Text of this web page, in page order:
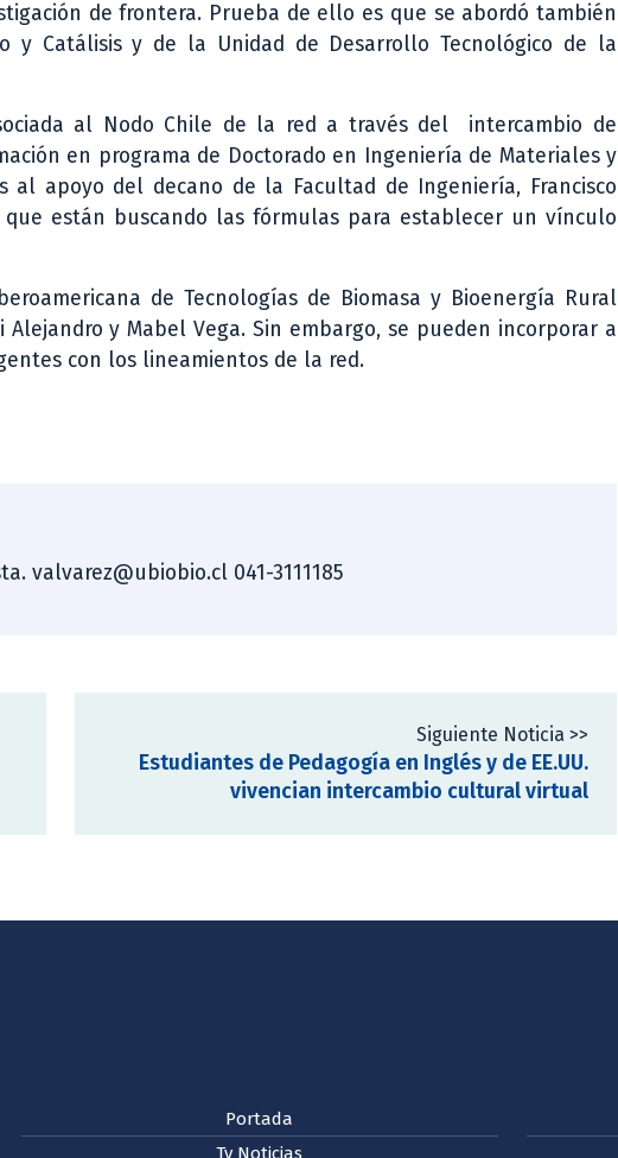
de frontera. Prueba de ello es que se abordó también
Catálisis y de la Unidad de Desarrollo Tecnológico de la
al Nodo Chile de la red a través del intercambio de
en programa de Doctorado en Ingeniería de Materiales y
al apoyo del decano de la Facultad de Ingeniería, Francisco
que están buscando las fórmulas para establecer un vínculo
de Tecnologías de Biomasa y Bioenergía Rural
y Mabel Vega. Sin embargo, se pueden incorporar a
con los lineamientos de la red.
valvarez@ubiobio.cl 041-3111185
Siguiente Noticia >>
Estudiantes de Pedagogía en Inglés y de EE.UU.
vivencian intercambio cultural virtual
Portada
Tv Noticias